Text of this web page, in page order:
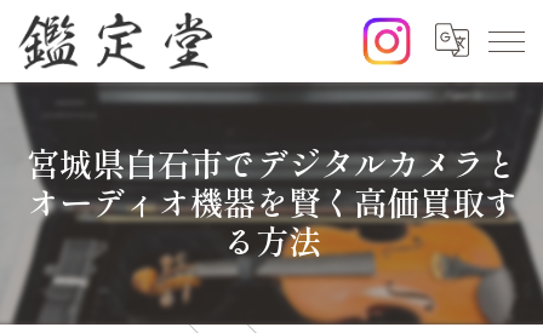
宮城県白石市でデジタルカメラと
オーディオ機器を賢く高価買取す
る方法